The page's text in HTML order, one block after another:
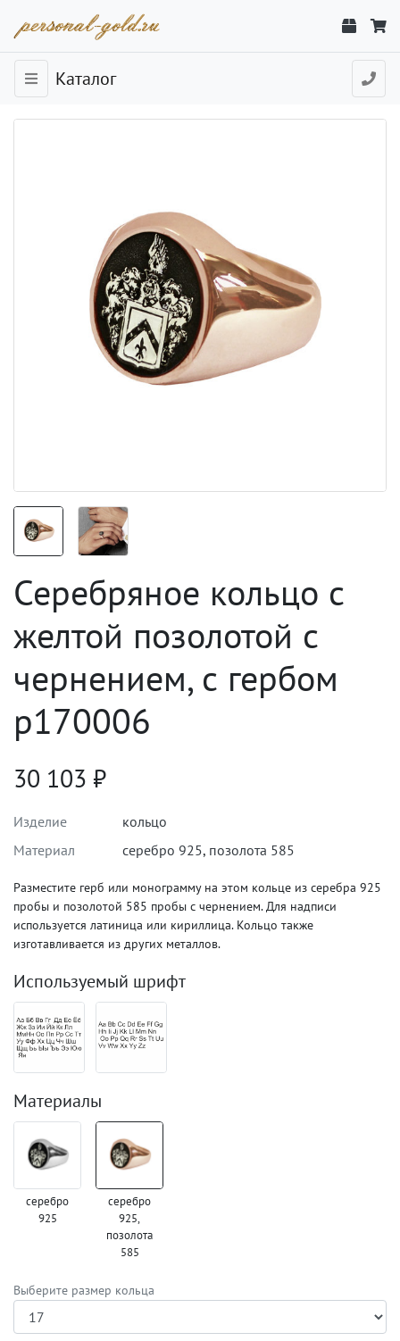
Каталог
Серебряное кольцо с
желтой позолотой с
чернением, с гербом
p170006
30 103 ₽
Изделие
кольцо
Материал
серебро 925, позолота 585
Разместите герб или монограмму на этом кольце из серебра 925
пробы и позолотой 585 пробы с чернением. Для надписи
используется латиница или кириллица. Кольцо также
изготавливается из других металлов.
Используемый шрифт
Материалы
серебро
925
серебро
925,
позолота
585
Выберите размер кольца